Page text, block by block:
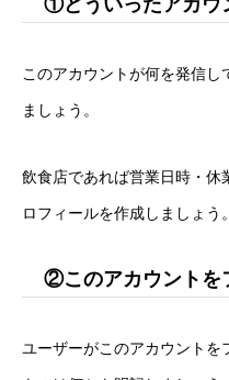
このアカウントが何を発信し
ましょう。
飲食店であれば営業日時・休
ロフィールを作成しましょう。
②このアカウントを
ユーザーがこのアカウントを